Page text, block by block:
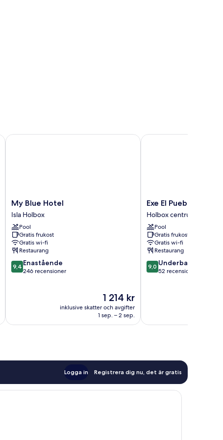
My
Blue
Hotel
Isla
Holbox
My Blue Hotel
Isla Holbox
Pool
Gratis frukost
Gratis wi-fi
Restaurang
9.4
av
9,4 Enastående
246 recensioner
Priset
är
1 214 kr
1 214 kr
inklusive skatter och avgifter
1 sep. – 2 sep.
My Blue Hotel
Exe
El
Pueblito
Holbox
centrum
Exe El Pueblito
Holbox centrum
Pool
Gratis frukost
Gratis wi-fi
Restaurang
9.0
av
9,0 Underbart
52 recensioner
Exe El Pueblito
Logga in Registrera dig nu, det är gratis